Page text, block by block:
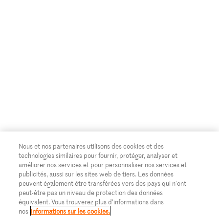
Nous et nos partenaires utilisons des cookies et des
technologies similaires pour fournir, protéger, analyser et
améliorer nos services et pour personnaliser nos services et
publicités, aussi sur les sites web de tiers. Les données
peuvent également être transférées vers des pays qui n'ont
peut-être pas un niveau de protection des données
équivalent. Vous trouverez plus d'informations dans
nos informations sur les cookies.